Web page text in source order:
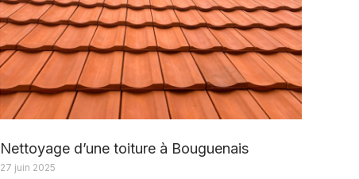
Nettoyage d’une toiture à Bouguenais
27 juin 2025